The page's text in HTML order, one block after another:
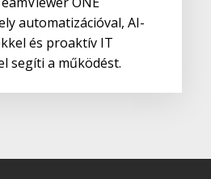
automatizációval, AI-
és proaktív IT
segíti a működést.